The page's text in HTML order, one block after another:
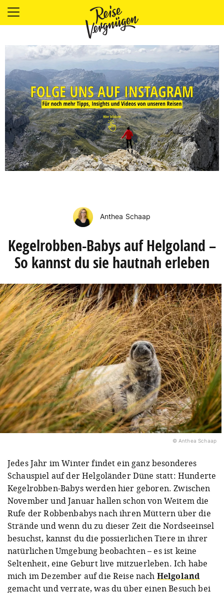
LÄNDER
UNTERKÜNFTE
FOOD
PLANUNG
OUTDOOR
Anthea Schaap
Kegelrobben-Babys auf Helgoland –
So kannst du sie hautnah erleben
© Anthea Schaap
Jedes Jahr im Winter findet ein ganz besonderes
Schauspiel auf der Helgoländer Düne statt: Hunderte
Kegelrobben-Babys werden hier geboren. Zwischen
November und Januar hallen schon von Weitem die
Rufe der Robbenbabys nach ihren Müttern über die
Strände und wenn du zu dieser Zeit die Nordseeinsel
besuchst, kannst du die possierlichen Tiere in ihrer
natürlichen Umgebung beobachten – es ist keine
Seltenheit, eine Geburt live mitzuerleben. Ich habe
mich im Dezember auf die Reise nach Helgoland
gemacht und verrate, was du über einen Besuch bei